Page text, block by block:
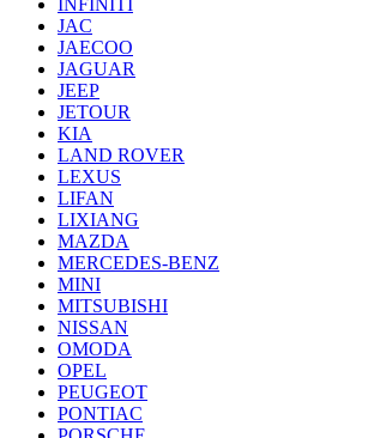
INFINITI
JAC
JAECOO
JAGUAR
JEEP
JETOUR
KIA
LAND ROVER
LEXUS
LIFAN
LIXIANG
MAZDA
MERCEDES-BENZ
MINI
MITSUBISHI
NISSAN
OMODA
OPEL
PEUGEOT
PONTIAC